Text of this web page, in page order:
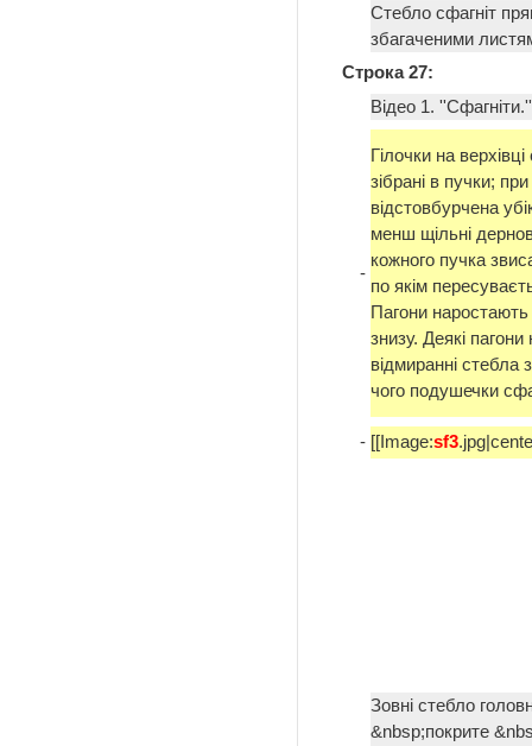
Стебло сфагніт
збагаченими
Строка 27:
Відео 1.
-
Гілочки на
зібрані в пучки;
відстовбурчена
менш щільні
кожного пучка
по якім
Пагони наростають
знизу. Деякі
відмиранні стебла
чого подушечки
- [[Image:sf3
Зовні стебло
&nbsp;покрите